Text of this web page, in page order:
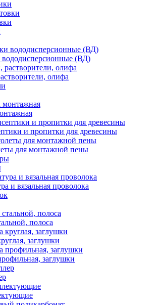
вододисперсионные (ВД)
олифа
и пропитки для древесины
для монтажной пены
и вязальная проволока
полоса
заглушки
заглушки